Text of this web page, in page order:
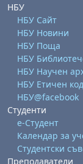
НБУ
НБУ Сайт
НБУ Новини
НБУ Поща
НБУ
НБУ Научен
НБУ Етичен
НБУ@facebook
Студенти
е-Студент
Календар за
Студентски
Преподаватели